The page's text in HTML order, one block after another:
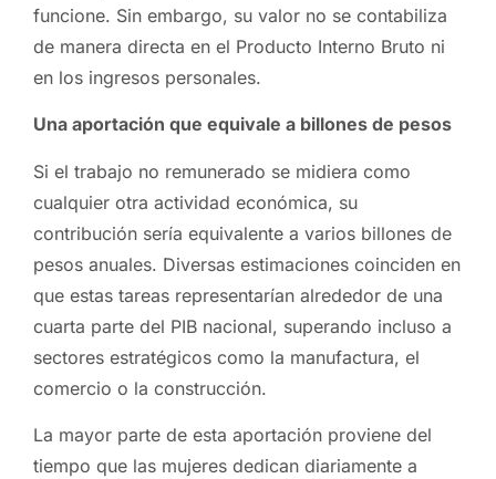
funcione. Sin embargo, su valor no se contabiliza
de manera directa en el Producto Interno Bruto ni
en los ingresos personales.
Una aportación que equivale a billones de pesos
Si el trabajo no remunerado se midiera como
cualquier otra actividad económica, su
contribución sería equivalente a varios billones de
pesos anuales. Diversas estimaciones coinciden en
que estas tareas representarían alrededor de una
cuarta parte del PIB nacional, superando incluso a
sectores estratégicos como la manufactura, el
comercio o la construcción.
La mayor parte de esta aportación proviene del
tiempo que las mujeres dedican diariamente a